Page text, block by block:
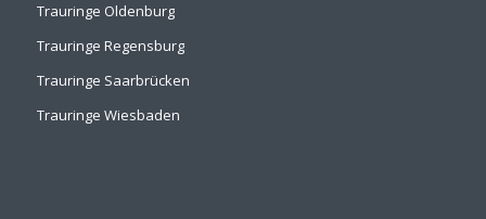
Trauringe Oldenburg
Trauringe Regensburg
Trauringe Saarbrücken
Trauringe Wiesbaden